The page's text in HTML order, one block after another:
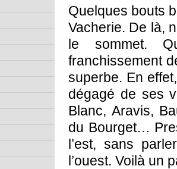
Quelques bouts
Vacherie. De là,
le sommet.
franchissement
superbe. En
dégagé de ses
Blanc, Aravis,
du Bourget…
l’est, sans
l’ouest. Voilà un